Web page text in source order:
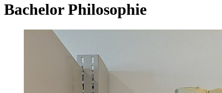
Bachelor Philosophie